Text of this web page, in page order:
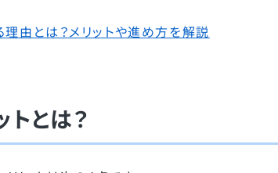
由とは？メリットや進め方を解説
とは？